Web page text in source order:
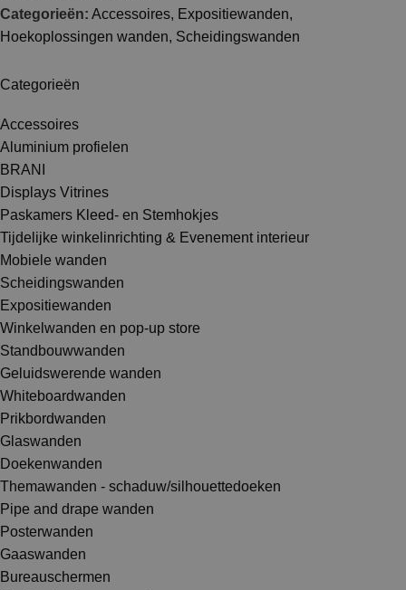
Categorieën
Accessoires
Aluminium profielen
BRANI
Displays Vitrines
Paskamers Kleed- en Stemhokjes
Tijdelijke winkelinrichting & Evenement interieur
Mobiele wanden
Scheidingswanden
Expositiewanden
Winkelwanden en pop-up store
Standbouwwanden
Geluidswerende wanden
Whiteboardwanden
Prikbordwanden
Glaswanden
Doekenwanden
Themawanden - schaduw/silhouettedoeken
Pipe and drape wanden
Posterwanden
Gaaswanden
Bureauschermen
Categorieën: Accessoires, Expositiewanden,
Hoekoplossingen wanden, Scheidingswanden